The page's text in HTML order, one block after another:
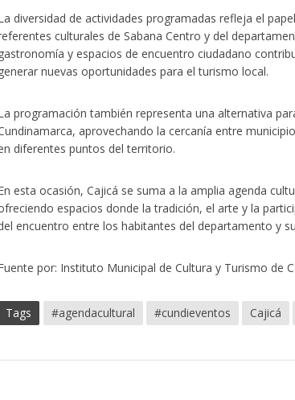
diversidad de actividades programadas refleja el
culturales de Sabana Centro y del
y espacios de encuentro ciudadano
nuevas oportunidades para el turismo local.
programación también representa una alternativa
aprovechando la cercanía entre
diferentes puntos del territorio.
esta ocasión, Cajicá se suma a la amplia agenda
espacios donde la tradición, el arte y la
encuentro entre los habitantes del departamento y
por: Instituto Municipal de Cultura y Turismo de
Tags #agendacultural #cundieventos Cajicá